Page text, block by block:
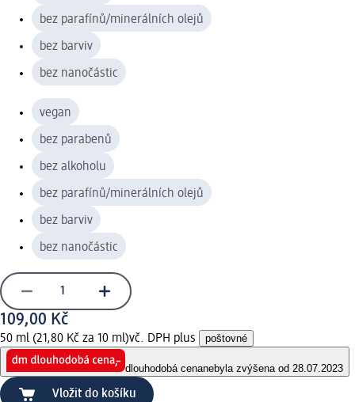
bez parafínů/minerálních olejů
bez barviv
bez nanočástic
vegan
bez parabenů
bez alkoholu
bez parafínů/minerálních olejů
bez barviv
bez nanočástic
109,00 Kč
50 ml (21,80 Kč za 10 ml)vč. DPH plus poštovné
dlouhodobá cenanebyla zvýšena od 28.07.2023
Vložit do košíku